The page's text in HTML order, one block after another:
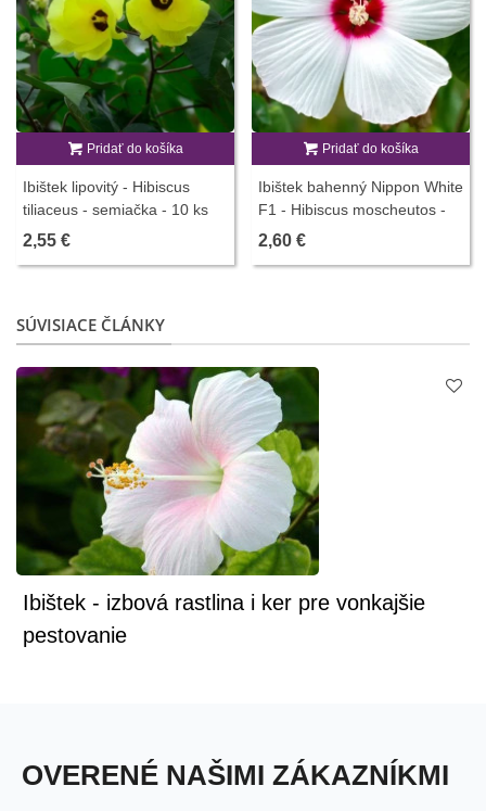
Pridať do košíka
Ibištek lipovitý - Hibiscus
tiliaceus - semiačka - 10 ks
2,55 €
Pridať do košíka
Ibištek bahenný Nippon White
F1 - Hibiscus moscheutos -
predaj semien - 5 ks
2,60 €
SÚVISIACE ČLÁNKY
Ibištek - izbová rastlina i ker pre vonkajšie
pestovanie
OVERENÉ NAŠIMI ZÁKAZNÍKMI